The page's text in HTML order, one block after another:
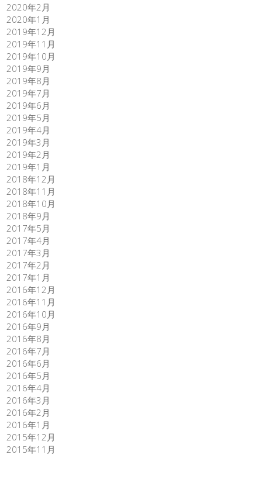
2020年2月
2020年1月
2019年12月
2019年11月
2019年10月
2019年9月
2019年8月
2019年7月
2019年6月
2019年5月
2019年4月
2019年3月
2019年2月
2019年1月
2018年12月
2018年11月
2018年10月
2018年9月
2017年5月
2017年4月
2017年3月
2017年2月
2017年1月
2016年12月
2016年11月
2016年10月
2016年9月
2016年8月
2016年7月
2016年6月
2016年5月
2016年4月
2016年3月
2016年2月
2016年1月
2015年12月
2015年11月